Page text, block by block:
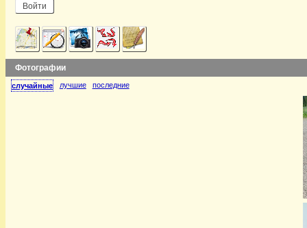
Фотографии
случайные лучшие последние